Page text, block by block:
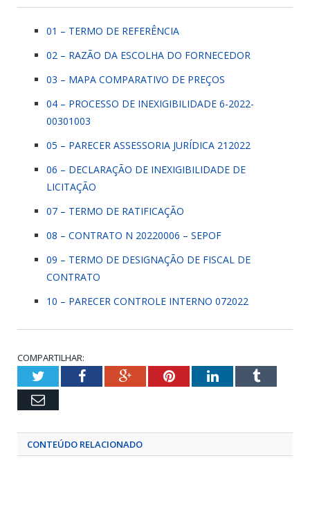
01 – TERMO DE REFERÊNCIA
02 – RAZÃO DA ESCOLHA DO FORNECEDOR
03 – MAPA COMPARATIVO DE PREÇOS
04 – PROCESSO DE INEXIGIBILIDADE 6-2022-
00301003
05 – PARECER ASSESSORIA JURÍDICA 212022
06 – DECLARAÇÃO DE INEXIGIBILIDADE DE
LICITAÇÃO
07 – TERMO DE RATIFICAÇÃO
08 – CONTRATO N 20220006 – SEPOF
09 – TERMO DE DESIGNAÇÃO DE FISCAL DE
CONTRATO
10 – PARECER CONTROLE INTERNO 072022
COMPARTILHAR:
TwitterFacebookGoogle+PinterestLinkedInTumblr
Email
CONTEÚDO RELACIONADO